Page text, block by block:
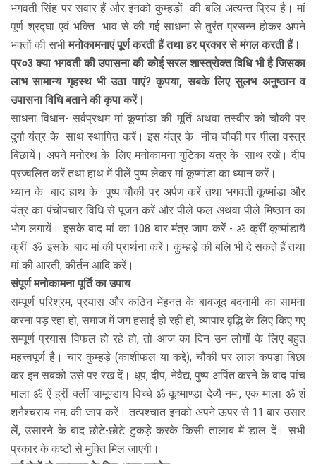
भगवती सिंह पर सवार हैं और इनको कुम्हड़ों की बलि अत्यन्त प्रिय है। मां
पूर्ण श्रद्घा एवं भक्ति भाव से की गई साधना से तुरंत प्रसन्न होकर अपने
भक्तों की सभीमनोकामनाएं पूर्ण करती हैं तथा हर प्रकार से मंगल करती हैं।
प्र०3 क्या भगवती की उपासना की कोई सरल शास्त्रोक्त विधि भी है जिसका
लाभ सामान्य गृहस्थ भी उठा पाएं? कृपया, सबके लिए सुलभ अनुष्ठान व
उपासना विधि बताने की कृपा करें।
साधना विधान- सर्वप्रथम मां कूष्मांडा की मूर्ति अथवा तस्वीर को चौकी पर
दुर्गा यंत्र के साथ स्थापित करें। इस यंत्र के नीच चौकी पर पीला वस्त्र
बिछायें। अपने मनोरथ के लिए मनोकामना गुटिका यंत्र के साथ रखें। दीप
प्रज्वलित करें तथा हाथ में पीलें पुष्प लेकर मां कूष्मांडा का ध्यान करें।
ध्यान के बाद हाथ के पुष्प चौकी पर अर्पण करें तथा भगवती कूष्मांडा और
यंत्र का पंचोपचार विधि से पूजन करें और पीले फल अथवा पीले मिष्ठान का
भोग लगायें। इसके बाद मां का 108 बार मंत्र जाप करें - ॐ क्रीं कूष्मांडायै
क्रीं ॐ इसके बाद मां की प्रार्थना करें। कुम्हड़े की बलि भी दे सकते हैं तथा
मां की आरती, कीर्तन आदि करें।
संपूर्ण मनोकामना पूर्ति का उपाय
सम्पूर्ण परिश्रम, प्रयास और कठिन मेंहनत के बावजूद बदनामी का सामना
करना पड़ रहा हो, समाज में जग हसाई हो रही हो, व्यापार वृद्धि के लिए किए गए
सम्पूर्ण प्रयास विफल हो रहे हो, तो आज का दिन उन लोगों के लिए बहुत
महत्त्वपूर्ण है। चार कुम्हड़े (काशीफल या कद्दे), चौकी पर लाल कपड़ा बिछा
कर इन सबको उसे पर रख दें। धूप, दीप, नेवैद्य, पुष्प अर्पित करने के बाद पांच
माला ॐ ऐं ह्रीं क्लीं चामूण्डाय विच्चे ॐ कूष्माण्डा देव्यै नम:, एक माला ॐ शं
शनैश्चराय नम: की जाप करें। तत्पश्चात इनको अपने ऊपर से 11 बार उसार
लें, उसारने के बाद छोटे-छोटे टुकड़े करके किसी तालाब में डाल दें। सभी
प्रकार के कष्टों से मुक्ति मिल जाएगी।